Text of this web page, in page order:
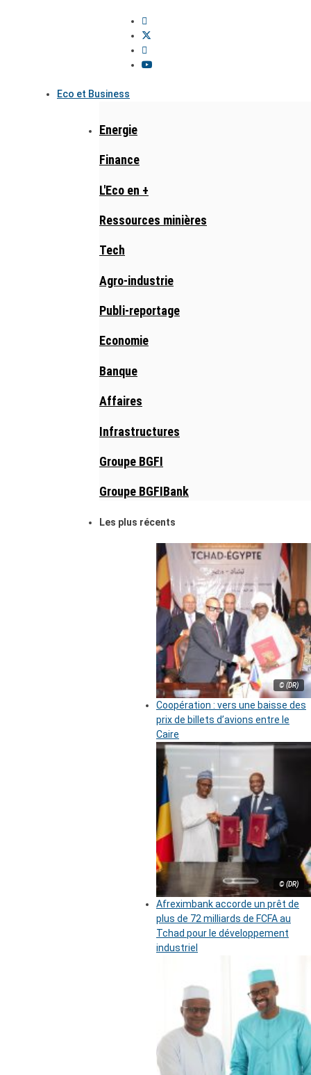
Eco et Business
Energie
Finance
L'Eco en +
Ressources minières
Tech
Agro-industrie
Publi-reportage
Economie
Banque
Affaires
Infrastructures
Groupe BGFI
Groupe BGFIBank
Les plus récents
© (DR)
Coopération : vers une baisse des
prix de billets d’avions entre le
Caire
© (DR)
Afreximbank accorde un prêt de
plus de 72 milliards de FCFA au
Tchad pour le développement
industriel